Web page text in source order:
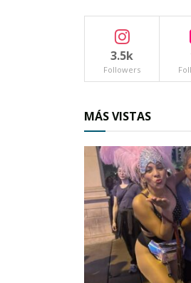
Entre las iniciativas
presidente se encuentran
Ceboruco, las populares
eventos culturales y de
enriquecen la oferta turística
3.5k
Followers
MÁS VISTAS